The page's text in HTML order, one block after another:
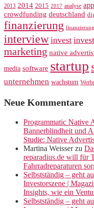
2013 2014 2015 2017 analyse app
crowdfunding deutschland
finanzierung
interview invest
marketing native
media software startup
unternehmen wachstum
Neue Kommentare
Programmatic Native
Bannerblindheit und
Studie: Native
Martina Weisserzu
reparadius.de will für
Fahrradreparaturen
Selbstständig – geht
Investorszene |
Insights, wie ein
Selbstständig – geht